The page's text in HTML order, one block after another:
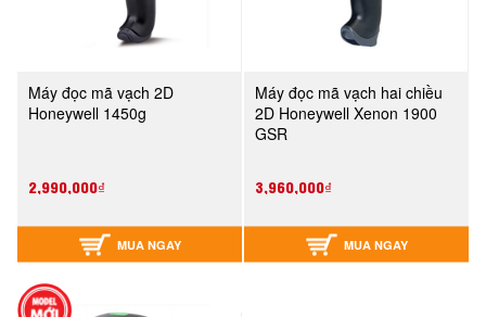
Máy đọc mã vạch 2D
Honeywell 1450g
2,990,000₫
MUA NGAY
Máy đọc mã vạch hai chiều
2D Honeywell Xenon 1900
GSR
3,960,000₫
MUA NGAY